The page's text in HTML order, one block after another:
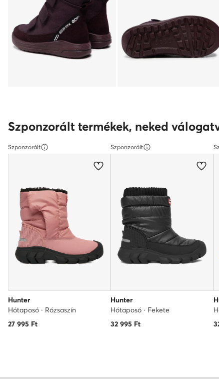
Szponzorált termékek, neked
Szponzorált
Hunter
Hótaposó · Rózsaszín
27 995 Ft
Szponzorált
Hunter
Hótaposó · Fekete
32 995 Ft